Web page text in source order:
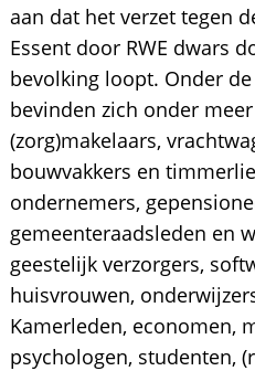
aan dat het verzet tegen
Essent door RWE dwars
bevolking loopt. Onder
bevinden zich onder
(zorg)makelaars,
bouwvakkers en
ondernemers,
gemeenteraadsleden en
geestelijk verzorgers,
huisvrouwen,
Kamerleden, economen,
psychologen, studenten,